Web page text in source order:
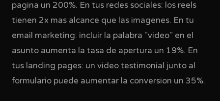
pagina un 200%. En tus redes sociales: los reels
tienen 2x mas alcance que las imagenes. En tu
email marketing: incluir la palabra "video" en el
asunto aumenta la tasa de apertura un 19%. En
tus landing pages: un video testimonial junto al
formulario puede aumentar la conversion un 35%.